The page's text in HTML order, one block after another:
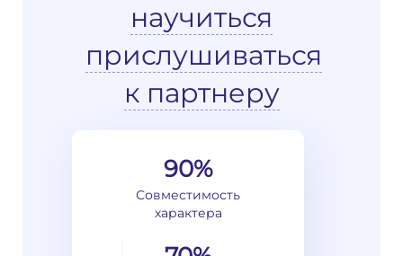
научиться
прислушиваться
к партнеру
90%
Совместимость
характера